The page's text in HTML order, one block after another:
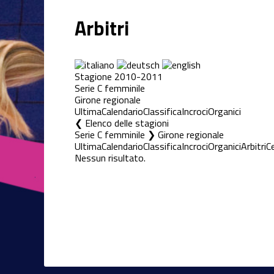
Arbitri
Stagione 2010-2011
Serie C femminile
Girone regionale
UltimaCalendarioClassificaIncrociOrganici
Elenco delle stagioni
Serie C femminile ❯ Girone regionale
UltimaCalendarioClassificaIncrociOrganiciArbitri
Nessun risultato.